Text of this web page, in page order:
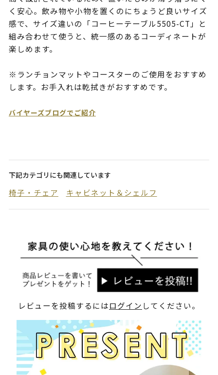
く安心。飲み物や小物を置くのにちょうど良いサイズ
感で、サイズ違いの「コーヒーテーブル5505-CT」と
組み合わせて使うと、統一感のあるコーディネートが
楽しめます。
※ランチョンマットやコースターのご使用をおすすめ
します。お手入れは乾拭きがおすすめです。
バイヤーズブログでご紹介
下記カテゴリにも関連しています
椅子・チェア キャビネット＆シェルフ
レビューを投稿するにはログイン してください。